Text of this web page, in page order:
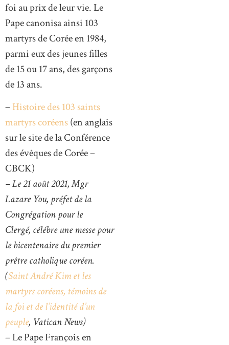
foi au prix de leur vie. Le
Pape canonisa ainsi 103
martyrs de Corée en 1984,
parmi eux des jeunes filles
de 15 ou 17 ans, des garçons
de 13 ans.
–Histoire des 103 saints
martyrs coréens(en anglais
sur le site de la Conférence
des évêques de Corée –
CBCK)
– Le 21 août 2021, Mgr
Lazare You, préfet de la
Congrégation pour le
Clergé, célébre une messe pour
le bicentenaire du premier
prêtre catholique coréen.
(Saint André Kim et les
martyrs coréens, témoins de
la foi et de l’identité d’un
peuple, Vatican News)
– Le Pape François en